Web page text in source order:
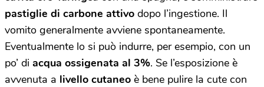
pastiglie di carbone attivo dopo l’ingestione. Il
vomito generalmente avviene spontaneamente.
Eventualmente lo si può indurre, per esempio, con un
po’ di acqua ossigenata al 3%. Se l’esposizione è
avvenuta a livello cutaneo è bene pulire la cute con